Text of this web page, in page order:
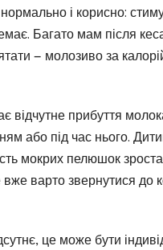
і корисно:
Багато мам після
— молозиво за
відчутне прибуття
або під час нього.
мокрих пелюшок
варто звернутися до
це може бути